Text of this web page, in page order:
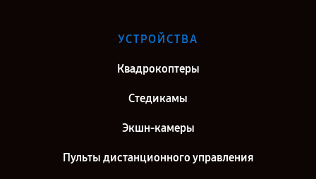
УСТРОЙСТВА
Квадрокоптеры
Стедикамы
Экшн-камеры
Пульты дистанционного управления